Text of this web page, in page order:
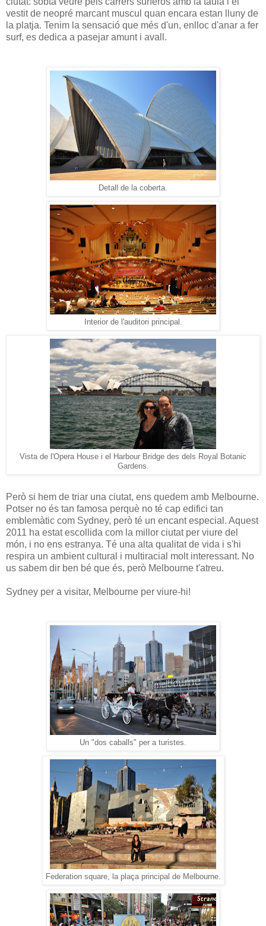
vestit de neopré marcant muscul quan encara estan lluny de
la platja. Tenim la sensació que més d'un, enlloc d'anar a fer
surf, es dedica a pasejar amunt i avall.
Detall de la coberta.
Interior de l'auditori principal.
Vista de l'Opera House i el Harbour Bridge des dels Royal Botanic
Gardens.
Però si hem de triar una ciutat, ens quedem amb Melbourne.
Potser no és tan famosa perquè no té cap edifici tan
emblemàtic com Sydney, però té un encant especial. Aquest
2011 ha estat escollida com la millor ciutat per viure del
món, i no ens estranya. Té una alta qualitat de vida i s'hi
respira un ambient cultural i multiracial molt interessant. No
us sabem dir ben bé que és, però Melbourne t'atreu.
Sydney per a visitar, Melbourne per viure-hi!
Un "dos caballs" per a turistes.
Federation square, la plaça principal de Melbourne.